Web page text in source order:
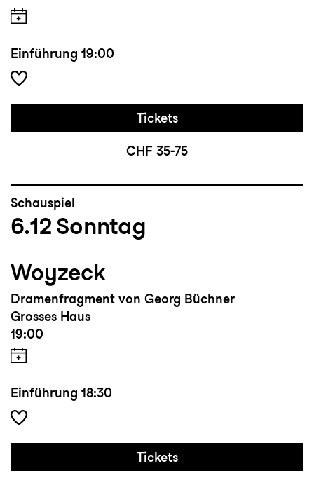
Einführung 19:00
Tickets
CHF 35-75
Schauspiel
6.12 Sonntag
Woyzeck
Dramenfragment von Georg Büchner
Grosses Haus
19:00
Einführung 18:30
Tickets